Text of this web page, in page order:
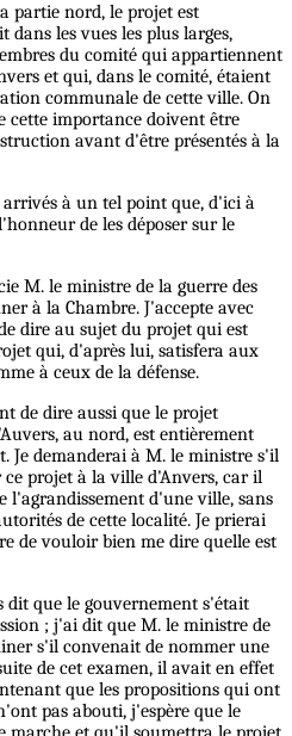
partie nord, le projet est
les vues les plus larges,
du comité qui appartiennent
et qui, dans le comité, étaient
communale de cette ville. On
cette importance doivent être
avant d'être présentés à la
à un tel point que, d'ici à
de les déposer sur le
M. le ministre de la guerre des
à la Chambre. J'accepte avec
dire au sujet du projet qui est
qui, d'après lui, satisfera aux
à ceux de la défense.
de dire aussi que le projet
au nord, est entièrement
Je demanderai à M. le ministre s'il
projet à la ville d'Anvers, car il
l'agrandissement d'une ville, sans
de cette localité. Je prierai
de vouloir bien me dire quelle est
dit que le gouvernement s'était
; j'ai dit que M. le ministre de
s'il convenait de nommer une
de cet examen, il avait en effet
que les propositions qui ont
pas abouti, j'espère que le